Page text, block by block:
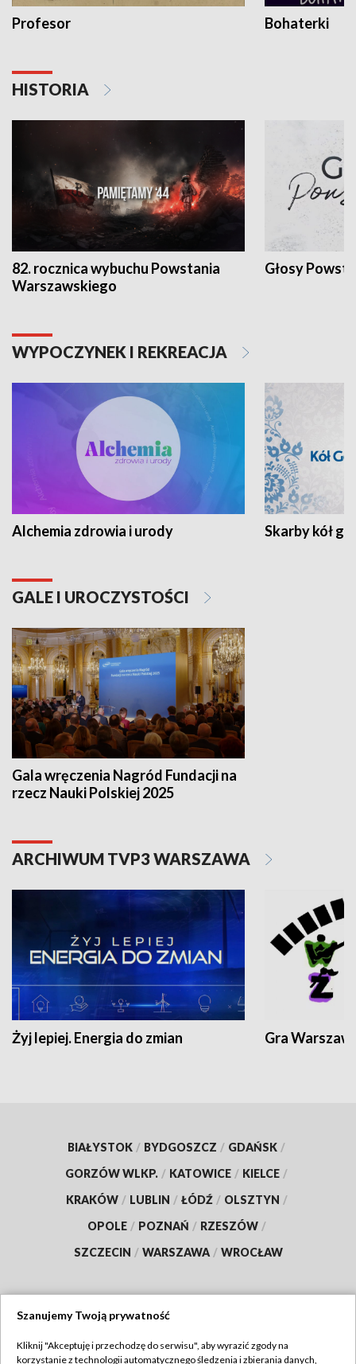
Profesor Bohaterki
HISTORIA
82. rocznica wybuchu Powstania
Warszawskiego
Głosy
WYPOCZYNEK I REKREACJA
Alchemia zdrowia i urody Skarby kół
GALE I UROCZYSTOŚCI
Gala wręczenia Nagród Fundacji na
rzecz Nauki Polskiej 2025
ARCHIWUM TVP3 WARSZAWA
Żyj lepiej. Energia do zmian Gra
BIAŁYSTOK / BYDGOSZCZ / GDAŃSK /
GORZÓW WLKP. / KATOWICE / KIELCE /
KRAKÓW / LUBLIN / ŁÓDŹ / OLSZTYN /
OPOLE / POZNAŃ / RZESZÓW /
SZCZECIN / WARSZAWA / WROCŁAW
Szanujemy Twoją prywatność
Kliknij "Akceptuję i przechodzę do serwisu", aby wyrazić zgody na
korzystanie z technologii automatycznego śledzenia i zbierania danych,